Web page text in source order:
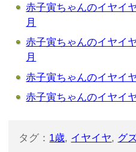
赤子寅ちゃんのイヤイ
月
赤子寅ちゃんのイヤイ
月
赤子寅ちゃんのイヤイ
赤子寅ちゃんのイヤイ
タグ： 1歳, イヤイヤ, グ